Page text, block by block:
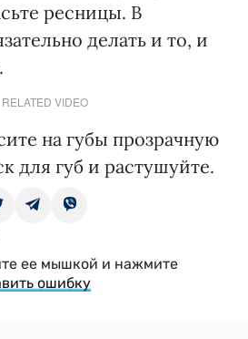
ресницы. В
делать и то, и
RELATED VIDEO
на губы прозрачную
для губ и растушуйте.
ее мышкой и нажмите
ошибку